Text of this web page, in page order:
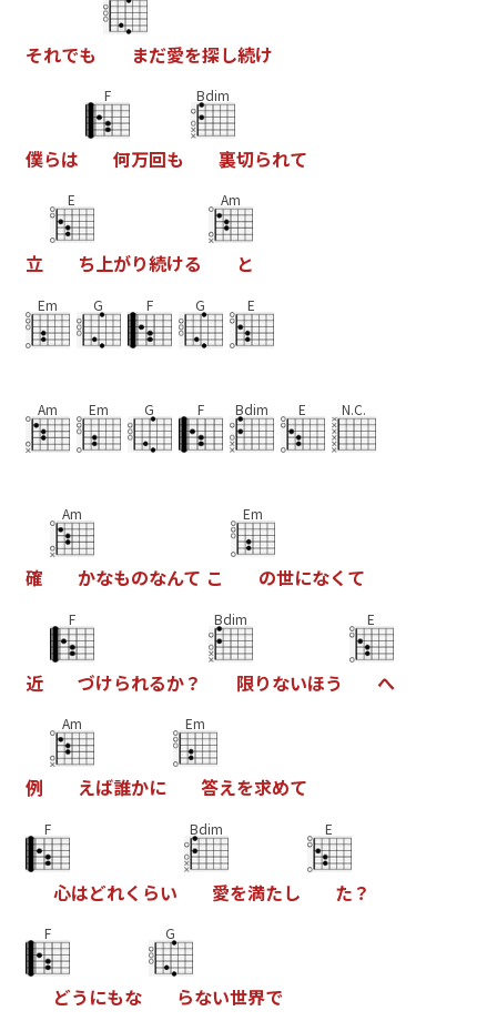
それでも まだ愛を探し続け
僕らは
F
何万回も
Bdim
裏切られて
立
E
ち上がり続ける
Am
と
Em G F G E
Am Em G F Bdim E N.C.
確
Am
かなものなんて こ
Em
の世になく て
近
F
づけられるか？
Bdim
限りないほう
E
へ
例
Am
えば誰かに
Em
答えを求めて
F
心はどれく らい
Bdim
愛を満たし
E
た ？
F
どう にもな
G
らない世界で